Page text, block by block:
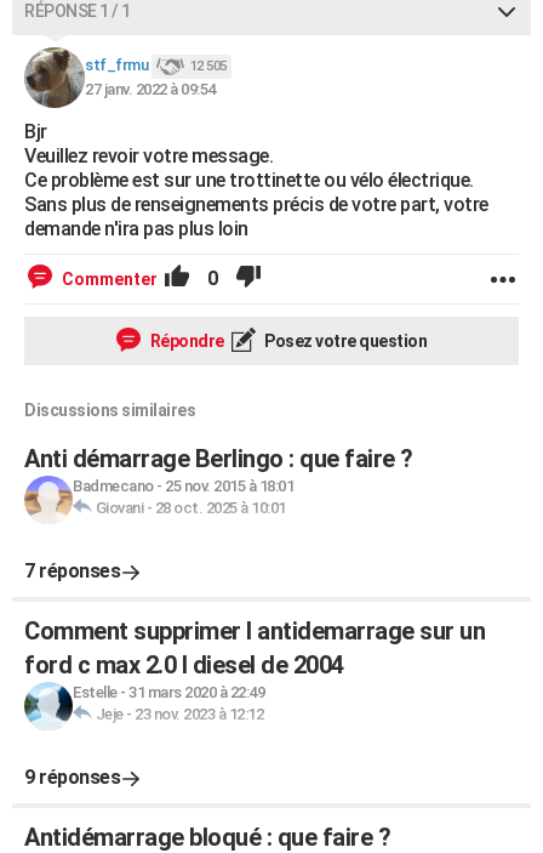
CARTE DE VOEUX
Carte de Noël
Carte Bonne année
Carte Saint-Valentin
Carte Pâques
Carte d'anniversaire
DICTIONNAIRE
Dictionnaire
Biographies
Citations
Expressions
Proverbes
COPAINS D'AVANT
S'inscrire
Se connecter
Lycées
Collèges
Primaires
Universités
Entreprises
Service militaire
Avis de recherche
AVIS DE DÉCÈS
FORUM
RÉPONSE 1 / 1
stf_frmu 12 505
27 janv. 2022 à 09:54
Bjr
Veuillez revoir votre message.
Ce problème est sur une trottinette ou vélo électrique.
Sans plus de renseignements précis de votre part, votre
demande n'ira pas plus loin
Commenter 0
Répondre Posez votre question
Discussions similaires
Anti démarrage Berlingo : que faire ?
Badmecano- 25 nov. 2015 à 18:01
Giovani- 28 oct. 2025 à 10:01
7 réponses
Comment supprimer l antidemarrage sur un
ford c max 2.0 l diesel de 2004
Estelle- 31 mars 2020 à 22:49
Jeje- 23 nov. 2023 à 12:12
9 réponses
Antidémarrage bloqué : que faire ?